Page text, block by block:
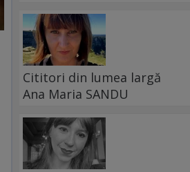
Cititori din lumea largă
Ana Maria SANDU